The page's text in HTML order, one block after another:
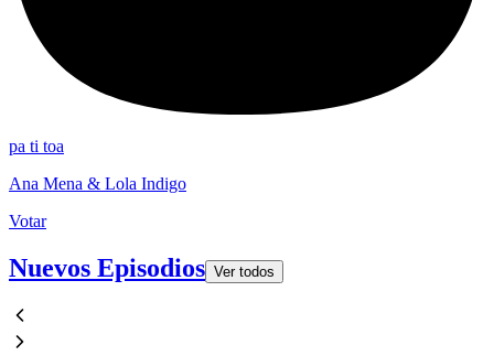
pa ti toa
Ana Mena & Lola Indigo
Votar
Nuevos Episodios Ver todos